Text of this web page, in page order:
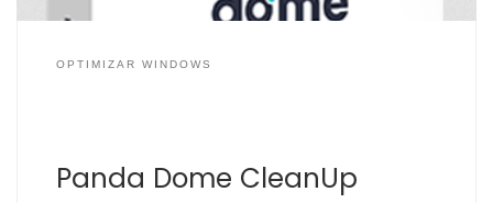
OPTIMIZAR WINDOWS
Panda Dome CleanUp